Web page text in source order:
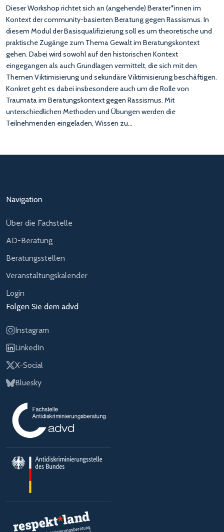
Dieser Workshop richtet sich an (angehende) Berater*innen im
Kontext der community-basierten Beratung gegen Rassismus. In
diesem Modul der Basisqualifizierung soll es um theoretische und
praktische Zugänge zum Thema Gewalt im Beratungskontext
gehen. Dabei wird sowohl auf den historischen Kontext
eingegangen als auch Grundlagen vermittelt, die sich mit den
Themen Viktimisierung und sekundäre Viktimisierung beschäftigen.
Konkret geht es dabei insbesondere auch um die Rolle von
Traumata im Beratungskontext gegen Rassismus. Mit
unterschiedlichen Methoden und Übungen werden die
Teilnehmenden eingeladen, Wissen zu…
Navigation
Über die Fachstelle
AD-Beratung
Beratungsstellen
Veranstaltungskalender
Login
Folgen Sie dem advd
Instagram
LinkedIn
X-Social
Bluesky